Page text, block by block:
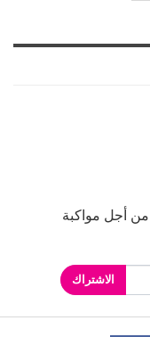
من أجل مواكبة
الاشتراك